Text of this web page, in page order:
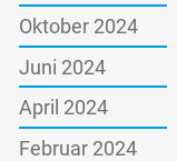
Oktober 2024
Juni 2024
April 2024
Februar 2024